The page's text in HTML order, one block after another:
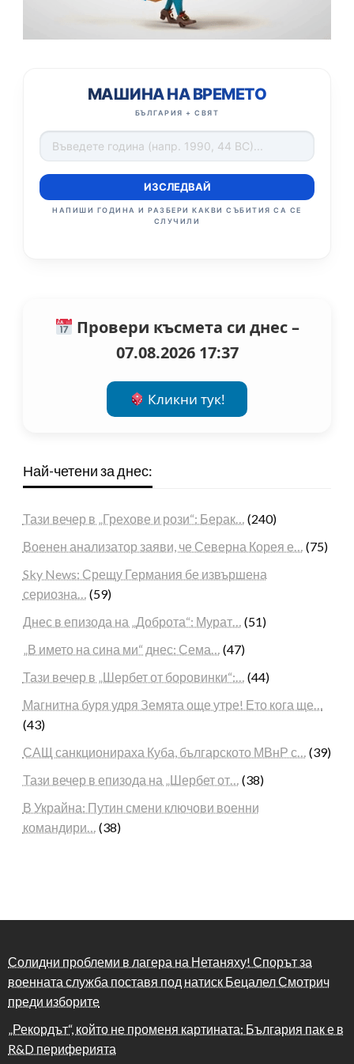
МАШИНА НА ВРЕМЕТО
БЪЛГАРИЯ + СВЯТ
ИЗСЛЕДВАЙ
НАПИШИ ГОДИНА И РАЗБЕРИ КАКВИ СЪБИТИЯ СА СЕ
СЛУЧИЛИ
Провери късмета си днес –
07.08.2026 17:37
Кликни тук!
Най-четени за днес:
Тази вечер в „Грехове и рози“: Берак… (240)
Военен анализатор заяви, че Северна Корея е… (75)
Sky News: Срещу Германия бе извършена
сериозна… (59)
Днес в епизода на „Доброта“: Мурат… (51)
„В името на сина ми“ днес: Сема… (47)
Тази вечер в „Шербет от боровинки“:… (44)
Магнитна буря удря Земята още утре! Ето кога ще…
(43)
САЩ санкционираха Куба, българското МВнР с… (39)
Тази вечер в епизода на „Шербет от… (38)
В Украйна: Путин смени ключови военни
командири… (38)
Солидни проблеми в лагера на Нетаняху! Спорът за
военната служба поставя под натиск Бецалел Смотрич
преди изборите
„Рекордът“, който не променя картината: България пак е в
R&D периферията